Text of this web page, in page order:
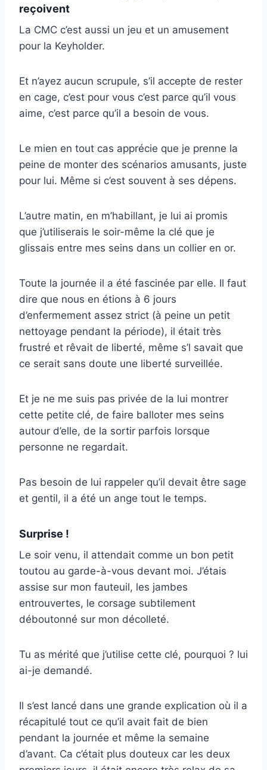
reçoivent
La CMC c’est aussi un jeu et un amusement
pour la Keyholder.
Et n’ayez aucun scrupule, s’il accepte de rester
en cage, c’est pour vous c’est parce qu’il vous
aime, c’est parce qu’il a besoin de vous.
Le mien en tout cas apprécie que je prenne la
peine de monter des scénarios amusants, juste
pour lui. Même si c’est souvent à ses dépens.
L’autre matin, en m’habillant, je lui ai promis
que j’utiliserais le soir-même la clé que je
glissais entre mes seins dans un collier en or.
Toute la journée il a été fascinée par elle. Il faut
dire que nous en étions à 6 jours
d’enfermement assez strict (à peine un petit
nettoyage pendant la période), il était très
frustré et rêvait de liberté, même s’l savait que
ce serait sans doute une liberté surveillée.
Et je ne me suis pas privée de la lui montrer
cette petite clé, de faire balloter mes seins
autour d’elle, de la sortir parfois lorsque
personne ne regardait.
Pas besoin de lui rappeler qu’il devait être sage
et gentil, il a été un ange tout le temps.
Surprise !
Le soir venu, il attendait comme un bon petit
toutou au garde-à-vous devant moi. J’étais
assise sur mon fauteuil, les jambes
entrouvertes, le corsage subtilement
déboutonné sur mon décolleté.
Tu as mérité que j’utilise cette clé, pourquoi ? lui
ai-je demandé.
Il s’est lancé dans une grande explication où il a
récapitulé tout ce qu’il avait fait de bien
pendant la journée et même la semaine
d’avant. Ca c’était plus douteux car les deux